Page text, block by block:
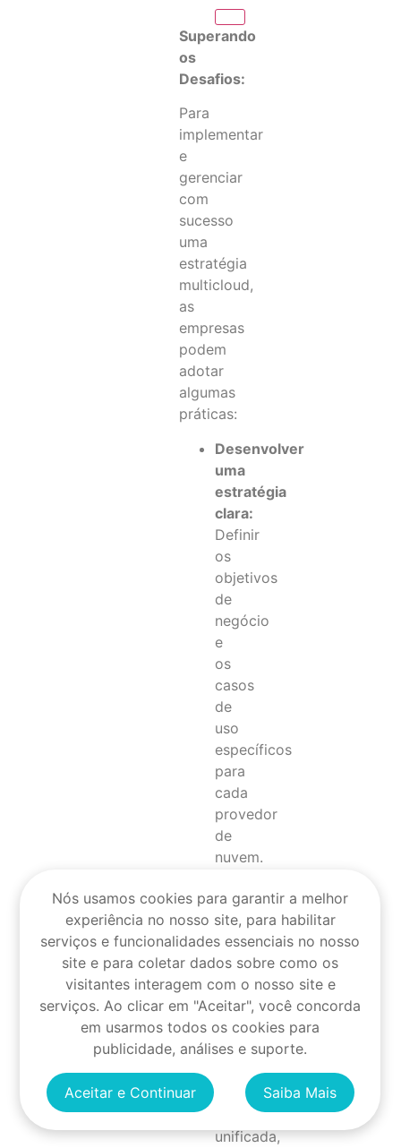
Nós usamos cookies para garantir a melhor
experiência no nosso site, para habilitar
serviços e funcionalidades essenciais no nosso
site e para coletar dados sobre como os
visitantes interagem com o nosso site e
serviços. Ao clicar em "Aceitar", você concorda
em usarmos todos os cookies para
publicidade, análises e suporte.
Aceitar e Continuar Saiba Mais
Superando
os
Desafios:
Para
implementar
e
gerenciar
com
sucesso
uma
estratégia
multicloud,
as
empresas
podem
adotar
algumas
práticas:
Desenvolver
uma
estratégia
clara:
Definir
os
objetivos
de
negócio
e
os
casos
de
uso
específicos
para
cada
provedor
de
nuvem.
em
ferramentas
de
gerenciamento
multicloud:
Utilizar
plataformas
que
ofereçam
unificada,